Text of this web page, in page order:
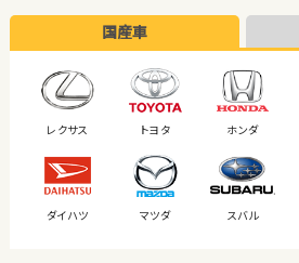
国産車
レクサス トヨタ ホンダ
ダイハツ マツダ スバル